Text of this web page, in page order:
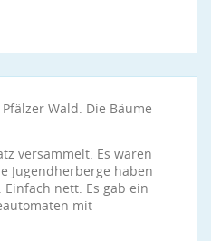
Wald. Die Bäume
versammelt. Es waren
Jugendherberge haben
nett. Es gab ein
mit